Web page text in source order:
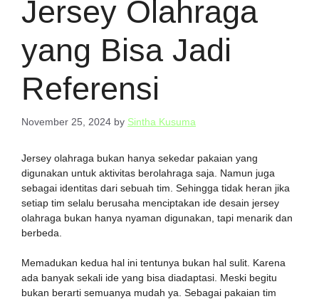
Jersey Olahraga
yang Bisa Jadi
Referensi
November 25, 2024 by Sintha Kusuma
Jersey olahraga bukan hanya sekedar pakaian yang
digunakan untuk aktivitas berolahraga saja. Namun juga
sebagai identitas dari sebuah tim. Sehingga tidak heran jika
setiap tim selalu berusaha menciptakan ide desain jersey
olahraga bukan hanya nyaman digunakan, tapi menarik dan
berbeda.
Memadukan kedua hal ini tentunya bukan hal sulit. Karena
ada banyak sekali ide yang bisa diadaptasi. Meski begitu
bukan berarti semuanya mudah ya. Sebagai pakaian tim